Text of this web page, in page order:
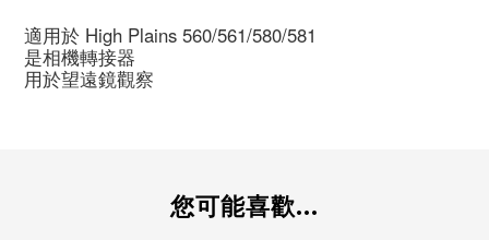
適用於 High Plains 560/561/580/581
是相機轉接器
用於望遠鏡觀察
您可能喜歡...